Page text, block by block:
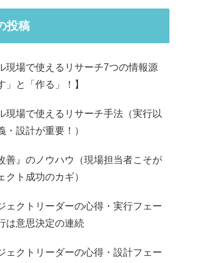
投稿
現場で使えるリサーチ7つの情報源
」と「作る」！】
現場で使えるリサーチ手法（実行以
・設計が重要！）
善』のノウハウ（現場担当者こそが
クト成功のカギ）
ェクトリーダーの心得・実行フェー
は意思決定の連続
ェクトリーダーの心得・設計フェー